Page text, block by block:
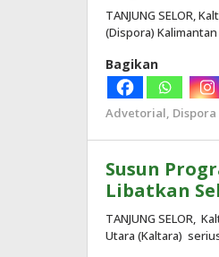
TANJUNG SELOR,
(Dispora)
Bagikan
Advetorial
Susun
Libatkan
TANJUNG SELOR,
Utara (Kaltara)